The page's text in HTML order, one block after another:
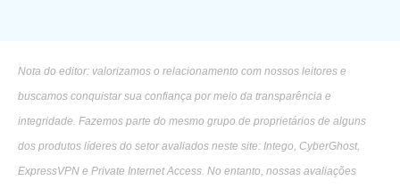
Nota do editor: valorizamos o relacionamento com nossos leitores e
buscamos conquistar sua confiança por meio da transparência e
integridade. Fazemos parte do mesmo grupo de proprietários de alguns
dos produtos líderes do setor avaliados neste site: Intego, CyberGhost,
ExpressVPN e Private Internet Access. No entanto, nossas avaliações